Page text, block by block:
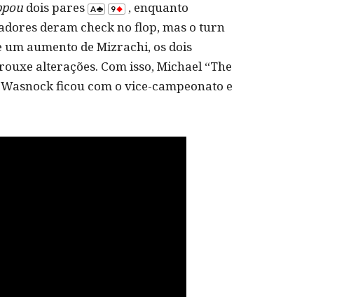
dois pares
, enquanto
deram check no flop, mas o turn
aumento de Mizrachi, os dois
alterações. Com isso, Michael “The
ficou com o vice-campeonato e